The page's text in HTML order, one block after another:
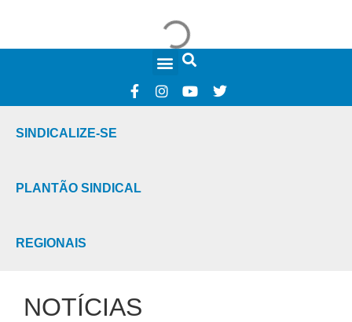
SINDICALIZE-SE
PLANTÃO SINDICAL
REGIONAIS
NOTÍCIAS